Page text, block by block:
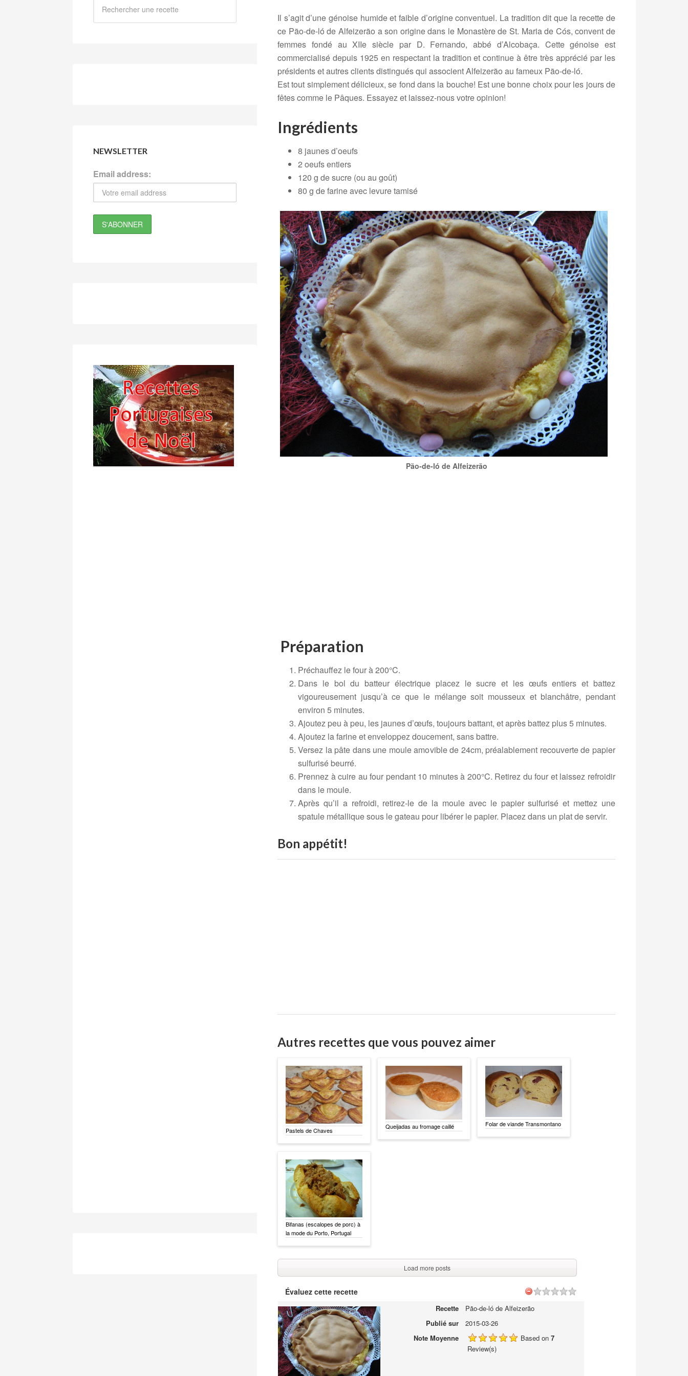
Il s’agit d’une génoise humide et faible d’origine conventuel. La tradition dit que la recette de
ce Pão-de-ló de Alfeizerão a son origine dans le Monastère de St. Maria de Cós, convent de
femmes fondé au XIIe siècle par D. Fernando, abbé d’Alcobaça. Cette génoise est
commercialisé depuis 1925 en respectant la tradition et continue à être très apprécié par les
présidents et autres clients distingués qui associent Alfeizerão au fameux Pão-de-ló.
Est tout simplement délicieux, se fond dans la bouche! Est une bonne choix pour les jours de
fêtes comme le Pâques. Essayez et laissez-nous votre opinion!
Ingrédients
8 jaunes d’oeufs
2 oeufs entiers
120 g de sucre (ou au goût)
80 g de farine avec levure tamisé
Pão-de-ló de Alfeizerão
Préparation
Préchauffez le four à 200°C.
Dans le bol du batteur électrique placez le sucre et les œufs entiers et battez
vigoureusement jusqu’à ce que le mélange soit mousseux et blanchâtre, pendant
environ 5 minutes.
Ajoutez peu à peu, les jaunes d’œufs, toujours battant, et après battez plus 5 minutes.
Ajoutez la farine et enveloppez doucement, sans battre.
Versez la pâte dans une moule amovible de 24cm, préalablement recouverte de papier
sulfurisé beurré.
Prennez à cuire au four pendant 10 minutes à 200°C. Retirez du four et laissez refroidir
dans le moule.
Après qu’il a refroidi, retirez-le de la moule avec le papier sulfurisé et mettez une
spatule métallique sous le gateau pour libérer le papier. Placez dans un plat de servir.
Bon appétit!
Autres recettes que vous pouvez aimer
Pastels de Chaves
Bifanas (escalopes de porc) à
la mode du Porto, Portugal
Queijadas au fromage caillé Folar de viande Transmontano
Load more posts
Évaluez cette recette
Recette
Pão-de-ló de Alfeizerão
Publié sur
2015-03-26
Note Moyenne
Based on 7
Review(s)
NEWSLETTER
Email address: